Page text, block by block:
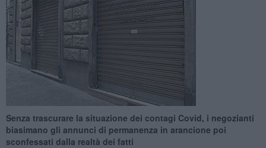
Senza trascurare la situazione dei contagi Covid, i negozianti
biasimano gli annunci di permanenza in arancione poi
sconfessati dalla realtà dei fatti